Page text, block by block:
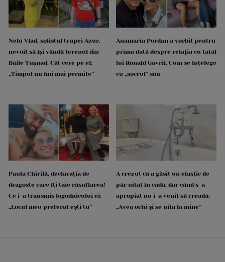
Nelu Vlad, solistul trupei Azur,
nevoit să își vândă terenul din
Băile Tușnad. Cât cere pe el:
„Timpul nu îmi mai permite”
Anamaria Pordan a vorbit pentru
prima dată despre relația cu tatăl
lui Ronald Gavril. Cum se înțelege
cu „socrul” său
Paula Chirilă, declarația de
dragoste care îți taie răsuflarea!
Ce i-a transmis logodnicului ei:
„Locul meu preferat ești tu”
A crezut că a găsit un elastic de
păr uitat în cadă, dar când s-a
apropiat nu i-a venit să creadă:
„Avea ochi și se uita la mine”